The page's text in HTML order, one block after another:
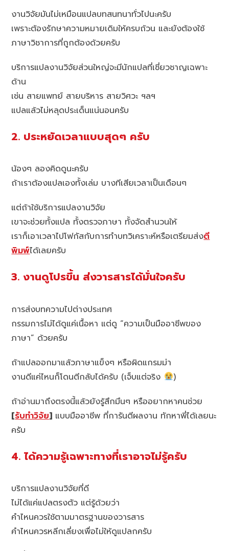
งานวิจัยมันไม่เหมือนแปลบทสนทนาทั่วไปนะครับ
เพราะต้องรักษาความหมายเดิมให้ครบถ้วน และยังต้องใช้
ภาษาวิชาการที่ถูกต้องด้วยครับ
บริการแปลงานวิจัยส่วนใหญ่จะมีนักแปลที่เชี่ยวชาญเฉพาะ
ด้าน
เช่น สายแพทย์ สายบริหาร สายวิศวะ ฯลฯ
แปลแล้วไม่หลุดประเด็นแน่นอนครับ
2. ประหยัดเวลาแบบสุดๆ ครับ
น้องๆ ลองคิดดูนะครับ
ถ้าเราต้องแปลเองทั้งเล่ม บางทีเสียเวลาเป็นเดือนๆ
แต่ถ้าใช้บริการแปลงานวิจัย
เขาจะช่วยทั้งแปล ทั้งตรวจภาษา ทั้งจัดสำนวนให้
เราก็เอาเวลาไปโฟกัสกับการทำบทวิเคราะห์หรือเตรียมส่งตี
พิมพ์ได้เลยครับ
3. งานดูโปรขึ้น ส่งวารสารได้มั่นใจครับ
การส่งบทความไปต่างประเทศ
กรรมการไม่ได้ดูแค่เนื้อหา แต่ดู “ความเป็นมืออาชีพของ
ภาษา” ด้วยครับ
ถ้าแปลออกมาแล้วภาษาแข็งๆ หรือผิดแกรมม่า
งานดีแค่ไหนก็โดนตีกลับได้ครับ (เจ็บแต่จริง
)
ถ้าอ่านมาถึงตรงนี้แล้วยังรู้สึกมึนๆ หรืออยากหาคนช่วย
[รับทำวิจัย] แบบมืออาชีพ ที่การันตีผลงาน ทักหาพี่ได้เลยนะ
ครับ
4. ได้ความรู้เฉพาะทางที่เราอาจไม่รู้ครับ
บริการแปลงานวิจัยที่ดี
ไม่ได้แค่แปลตรงตัว แต่รู้ด้วยว่า
คำไหนควรใช้ตามมาตรฐานของวารสาร
คำไหนควรหลีกเลี่ยงเพื่อไม่ให้ดูแปลกครับ